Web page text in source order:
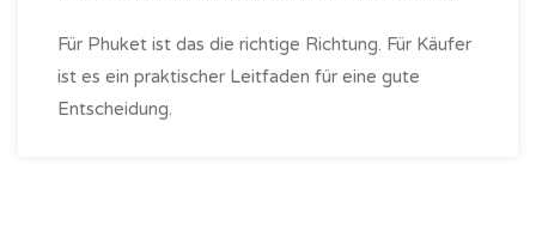
Für Phuket ist das die richtige Richtung. Für Käufer
ist es ein praktischer Leitfaden für eine gute
Entscheidung.